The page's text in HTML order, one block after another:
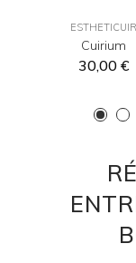
ESTHETICUIR
Cuirium
30,00 €